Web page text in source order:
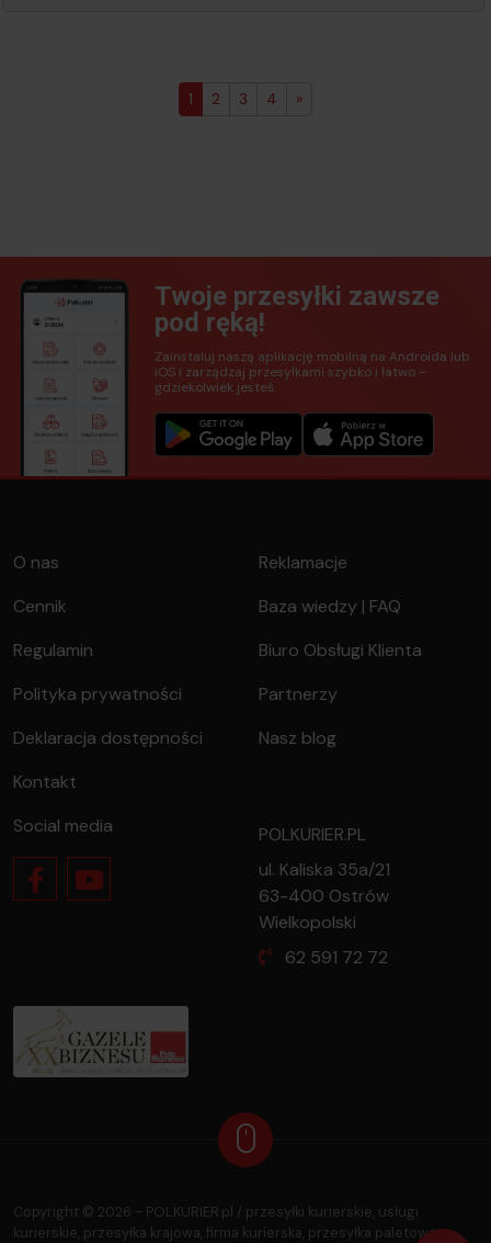
1 2 3 4 »
Twoje przesyłki zawsze
pod ręką!
Zainstaluj naszą aplikację mobilną na Androida lub
iOS i zarządzaj przesyłkami szybko i łatwo -
gdziekolwiek jesteś.
O nas
Cennik
Regulamin
Polityka prywatności
Deklaracja dostępności
Kontakt
Reklamacje
Baza wiedzy | FAQ
Biuro Obsługi Klienta
Partnerzy
Nasz blog
Social media
POLKURIER.PL
ul. Kaliska 35a/21
63-400 Ostrów
Wielkopolski
62 591 72 72
Copyright © 2026 - POLKURIER.pl / przesyłki kurierskie, usługi
kurierskie, przesyłka krajowa, firma kurierska, przesyłka paletowa,